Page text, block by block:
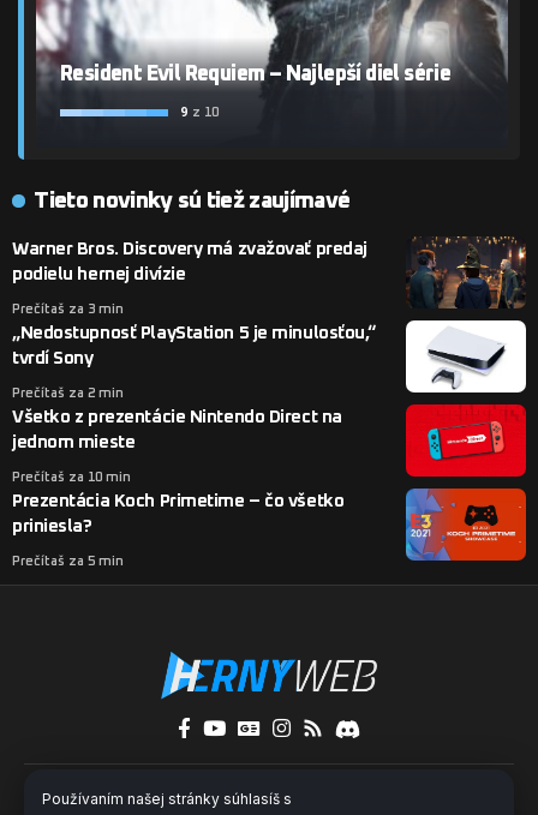
Používaním našej stránky súhlasíš s
Resident Evil Requiem – Najlepší diel série
9 z 10
Tieto novinky sú tiež zaujímavé
Warner Bros. Discovery má zvažovať predaj
podielu hernej divízie
Prečítaš za 3 min
„Nedostupnosť PlayStation 5 je minulosťou,“
tvrdí Sony
Prečítaš za 2 min
Všetko z prezentácie Nintendo Direct na
jednom mieste
Prečítaš za 10 min
Prezentácia Koch Primetime – čo všetko
priniesla?
Prečítaš za 5 min
O nás Kontakty